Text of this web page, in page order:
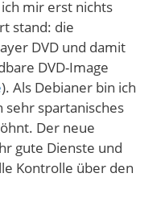
mir erst nichts
stand: die
DVD und damit
DVD-Image
). Als Debianer bin ich
sehr spartanisches
Der neue
gute Dienste und
Kontrolle über den